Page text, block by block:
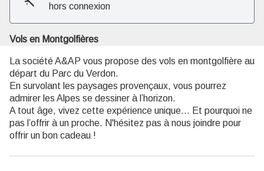
hors connexion
Vols en Montgolfières
La société A&AP vous propose des vols en montgolfière au
départ du Parc du Verdon.
En survolant les paysages provençaux, vous pourrez
admirer les Alpes se dessiner à l’horizon.
A tout âge, vivez cette expérience unique… Et pourquoi ne
pas l’offrir à un proche. N'hésitez pas à nous joindre pour
offrir un bon cadeau !